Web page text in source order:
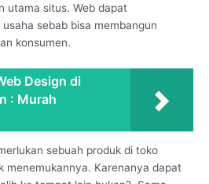
utama situs. Web dapat
sebab bisa membangun
konsumen.
Design di
: Murah
sebuah produk di toko
menemukannya. Karenanya dapat